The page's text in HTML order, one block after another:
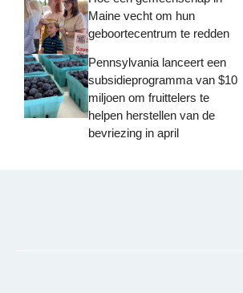
Maine vecht om hun
geboortecentrum te redden
Pennsylvania lanceert een
subsidieprogramma van $10
miljoen om fruittelers te
helpen herstellen van de
bevriezing in april